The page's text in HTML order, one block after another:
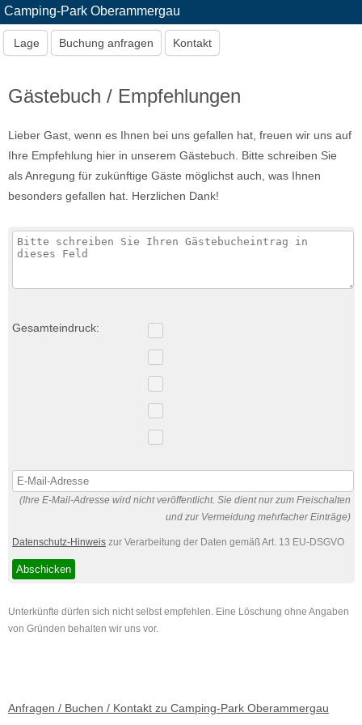
Camping-Park Oberammergau
Lage Buchung anfragen Kontakt
Gästebuch / Empfehlungen
Lieber Gast, wenn es Ihnen bei uns gefallen hat, freuen wir uns auf
Ihre Empfehlung hier in unserem Gästebuch. Bitte schreiben Sie
als Anregung für zukünftige Gäste möglichst auch, was Ihnen
besonders gefallen hat. Herzlichen Dank!
Gesamteindruck:
(Ihre E-Mail-Adresse wird nicht veröffentlicht. Sie dient nur zum Freischalten
und zur Vermeidung mehrfacher Einträge)
Datenschutz-Hinweis zur Verarbeitung der Daten gemäß Art. 13 EU-DSGVO
Unterkünfte dürfen sich nicht selbst empfehlen. Eine Löschung ohne Angaben
von Gründen behalten wir uns vor.
Anfragen / Buchen / Kontakt zu Camping-Park Oberammergau